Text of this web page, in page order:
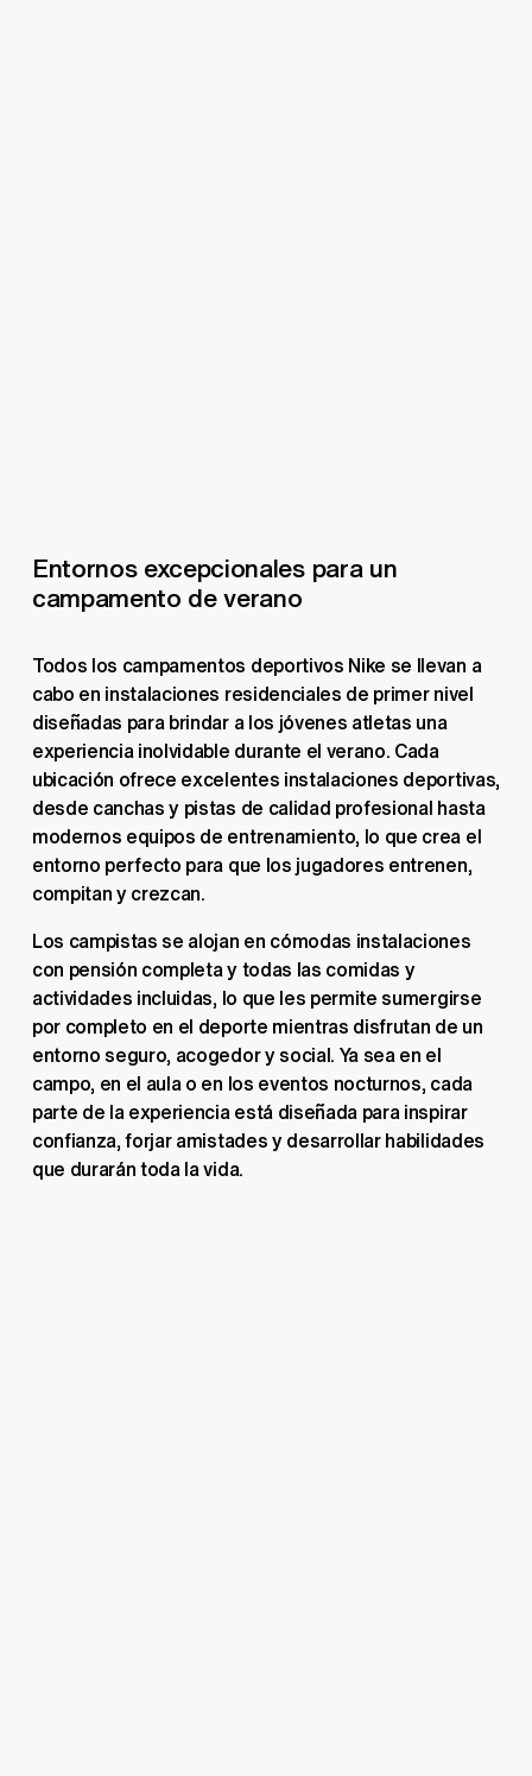
Entornos excepcionales para un
campamento de verano
Todos los campamentos deportivos Nike se llevan a
cabo en instalaciones residenciales de primer nivel
diseñadas para brindar a los jóvenes atletas una
experiencia inolvidable durante el verano. Cada
ubicación ofrece excelentes instalaciones deportivas,
desde canchas y pistas de calidad profesional hasta
modernos equipos de entrenamiento, lo que crea el
entorno perfecto para que los jugadores entrenen,
compitan y crezcan.
Los campistas se alojan en cómodas instalaciones
con pensión completa y todas las comidas y
actividades incluidas, lo que les permite sumergirse
por completo en el deporte mientras disfrutan de un
entorno seguro, acogedor y social. Ya sea en el
campo, en el aula o en los eventos nocturnos, cada
parte de la experiencia está diseñada para inspirar
confianza, forjar amistades y desarrollar habilidades
que durarán toda la vida.